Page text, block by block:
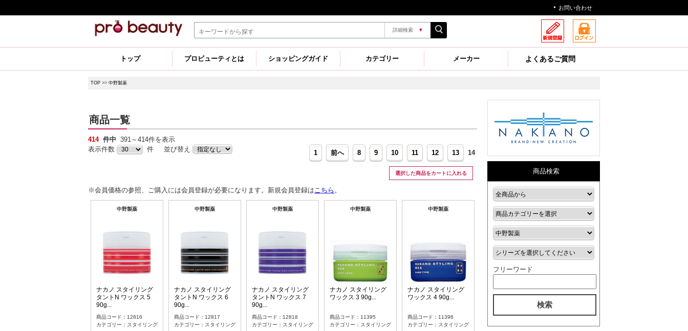
お問い合わせ
詳細検索 ▼
トップ プロビューティとは ショッピングガイド カテゴリー メーカー よくあるご質問
TOP >> 中野製薬
商品一覧
414 件中 391～414件を表示
1
前へ 8 9 10 11 12 13 14
表示件数 件 並び替え
選択した商品をカートに入れる
※会員価格の参照、ご購入には会員登録が必要になります。新規会員登録はこちら 。
中野製薬
ナカノ スタイリング
タントN ワックス 5
90g...
商品コード：12816
カテゴリー：スタイリング
中野製薬
ナカノ スタイリング
タントN ワックス 6
90g...
商品コード：12817
カテゴリー：スタイリング
中野製薬
ナカノ スタイリング
タントN ワックス 7
90g...
商品コード：12818
カテゴリー：スタイリング
中野製薬
ナカノ スタイリング
ワックス 3 90g...
商品コード：11395
カテゴリー：スタイリング
中野製薬
ナカノ スタイリング
ワックス 4 90g...
商品コード：11396
カテゴリー：スタイリング
商品検索
フリーワード
検索